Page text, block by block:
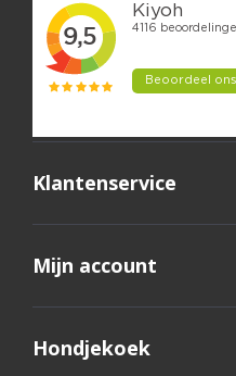
Klantenservice
Mijn account
Hondjekoek